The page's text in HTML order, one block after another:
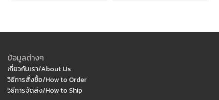
ข้อมูลต่างๆ
เกี่ยวกับเรา/About Us
วิธีการสั่งซื้อ/How to Order
วิธีการจัดส่ง/How to Ship